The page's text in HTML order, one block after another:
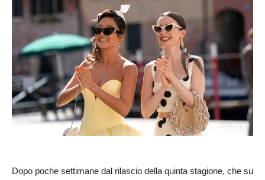
Dopo poche settimane dal rilascio della quinta stagione, che su